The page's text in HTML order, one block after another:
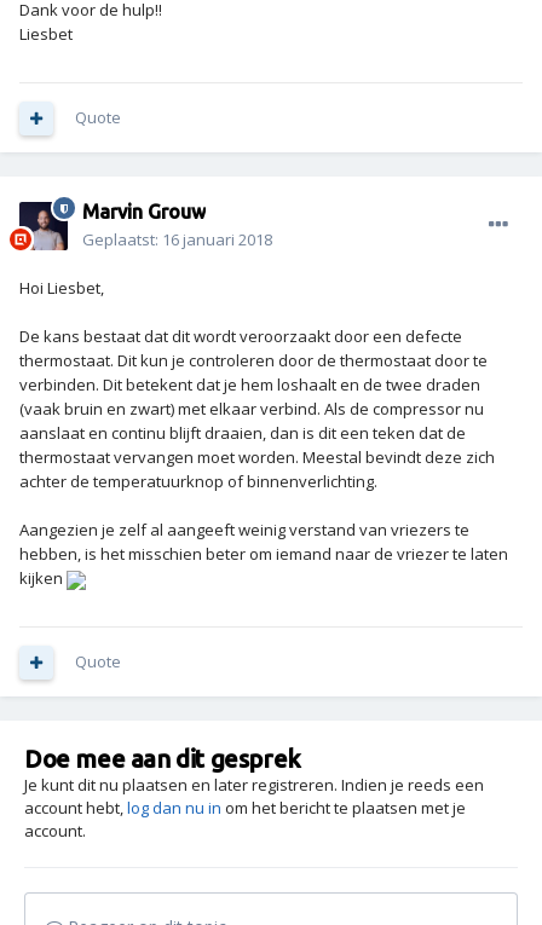
Dank voor de hulp!!
Liesbet
Quote
Marvin Grouw
Geplaatst: 16 januari 2018
Hoi Liesbet,
De kans bestaat dat dit wordt veroorzaakt door een defecte
thermostaat. Dit kun je controleren door de thermostaat door te
verbinden. Dit betekent dat je hem loshaalt en de twee draden
(vaak bruin en zwart) met elkaar verbind. Als de compressor nu
aanslaat en continu blijft draaien, dan is dit een teken dat de
thermostaat vervangen moet worden. Meestal bevindt deze zich
achter de temperatuurknop of binnenverlichting.
Aangezien je zelf al aangeeft weinig verstand van vriezers te
hebben, is het misschien beter om iemand naar de vriezer te laten
kijken
Quote
Doe mee aan dit gesprek
Je kunt dit nu plaatsen en later registreren. Indien je reeds een
account hebt,log dan nu in om het bericht te plaatsen met je
account.